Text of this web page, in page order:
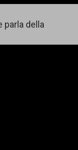
parla della